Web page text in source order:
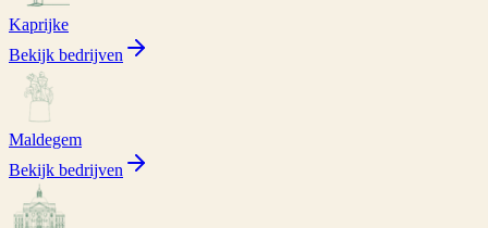
Kaprijke
Bekijk bedrijven
Maldegem
Bekijk bedrijven